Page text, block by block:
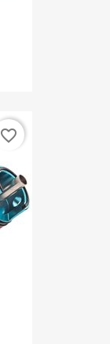
favorite_border